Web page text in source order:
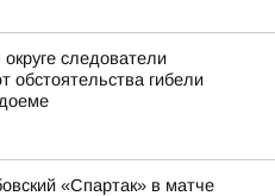
следователи
обстоятельства гибели
«Спартак» в матче